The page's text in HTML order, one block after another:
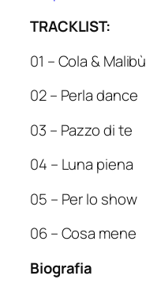
TRACKLIST:
01 – Cola & Malibù
02 – Perla dance
03 – Pazzo di te
04 – Luna piena
05 – Per lo show
06 – Cosa mene
Biografia